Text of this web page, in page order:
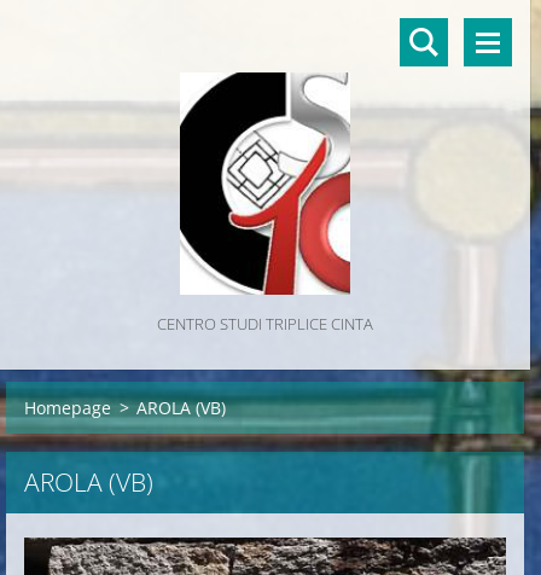
CENTRO STUDI TRIPLICE CINTA
Homepage > AROLA (VB)
AROLA (VB)